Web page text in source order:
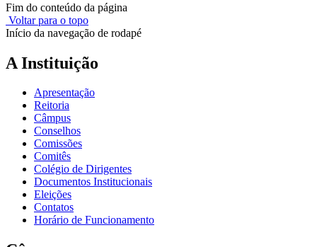
Fim do conteúdo da página
Voltar para o topo
Início da navegação de rodapé
A Instituição
Apresentação
Reitoria
Câmpus
Conselhos
Comissões
Comitês
Colégio de Dirigentes
Documentos Institucionais
Eleições
Contatos
Horário de Funcionamento